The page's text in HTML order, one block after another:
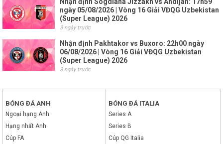
Nhận định Sogdiana Jizzakh vs Andijan: 17h59
ngày 05/08/2026 | Vòng 16 Giải VĐQG Uzbekistan
(Super League) 2026
3 ngày trước
Nhận định Pakhtakor vs Buxoro: 22h00 ngày
06/08/2026 | Vòng 16 Giải VĐQG Uzbekistan
(Super League) 2026
3 ngày trước
BÓNG ĐÁ ANH
Ngoại hạng Anh
Hạng nhất Anh
Cúp FA
BÓNG ĐÁ ITALIA
Series A
Series B
Cúp QG Italia